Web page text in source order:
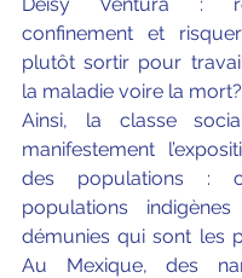
confinement et
plutôt sortir pour
la maladie voire la mort?
Ainsi, la classe
manifestement
des populations :
populations
démunies qui sont les
Au Mexique, des